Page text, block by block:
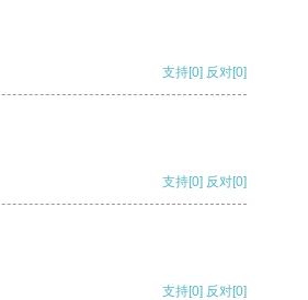
支持[0] 反对[0]
支持[0] 反对[0]
支持[0] 反对[0]